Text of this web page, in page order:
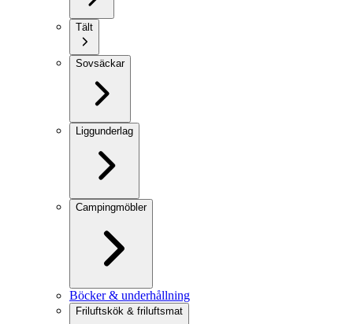
Tält
Sovsäckar
Liggunderlag
Campingmöbler
Böcker & underhållning
Friluftskök & friluftsmat